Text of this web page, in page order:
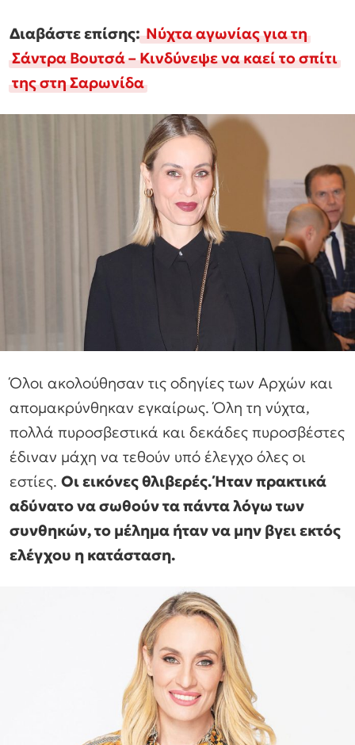
Διαβάστε επίσης:Νύχτα αγωνίας για τη
Σάντρα Βουτσά – Κινδύνεψε να καεί το σπίτι
της στη Σαρωνίδα
Όλοι ακολούθησαν τις οδηγίες των Αρχών και
απομακρύνθηκαν εγκαίρως. Όλη τη νύχτα,
πολλά πυροσβεστικά και δεκάδες πυροσβέστες
έδιναν μάχη να τεθούν υπό έλεγχο όλες οι
εστίες. Οι εικόνες θλιβερές. Ήταν πρακτικά
αδύνατο να σωθούν τα πάντα λόγω των
συνθηκών, το μέλημα ήταν να μην βγει εκτός
ελέγχου η κατάσταση.